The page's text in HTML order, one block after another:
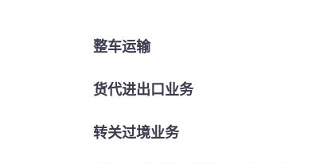
整车运输
货代进出口业务
转关过境业务